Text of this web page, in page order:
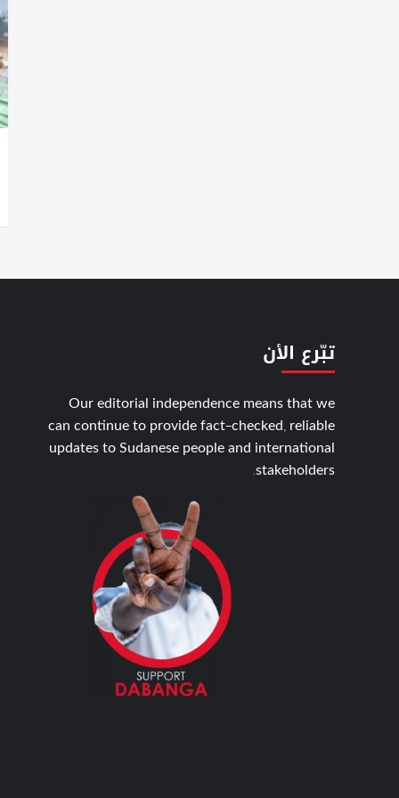
تبّرع الأن
Our editorial independence means that we
can continue to provide fact-checked, reliable
updates to Sudanese people and international
stakeholders.